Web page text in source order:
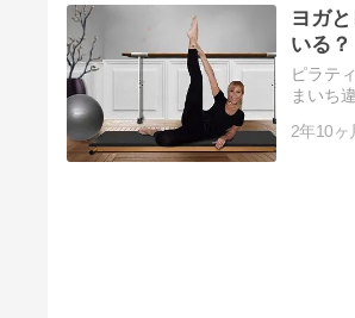
ヨガ
いる？
ピラテ
まいち
2年10ヶ